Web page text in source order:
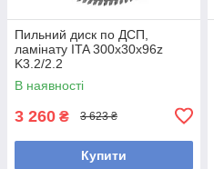
Пильний диск по ДСП,
ламінату ITA 300x30x96z
K3.2/2.2
В наявності
3 260 ₴ 3 623 ₴
Купити